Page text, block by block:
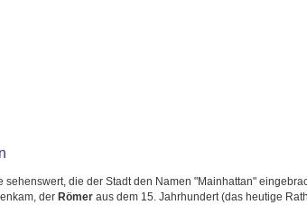
die der Stadt den Namen "Mainhattan"
der Römer aus dem 15. Jahrhundert (das heutige